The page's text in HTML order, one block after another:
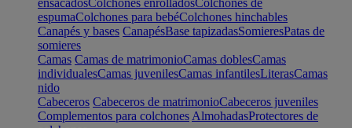
ensacadosColchones enrolladosColchones de
espumaColchones para bebéColchones hinchables
Canapés y bases CanapésBase tapizadasSomieresPatas de
somieres
Camas Camas de matrimonioCamas doblesCamas
individualesCamas juvenilesCamas infantilesLiterasCamas
nido
Cabeceros Cabeceros de matrimonioCabeceros juveniles
Complementos para colchones AlmohadasProtectores de